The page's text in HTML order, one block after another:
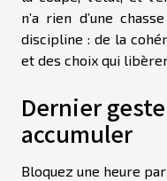
n’a rien d’une
discipline : de la
et des choix qui
Dernier
accumuler
Bloquez une heure